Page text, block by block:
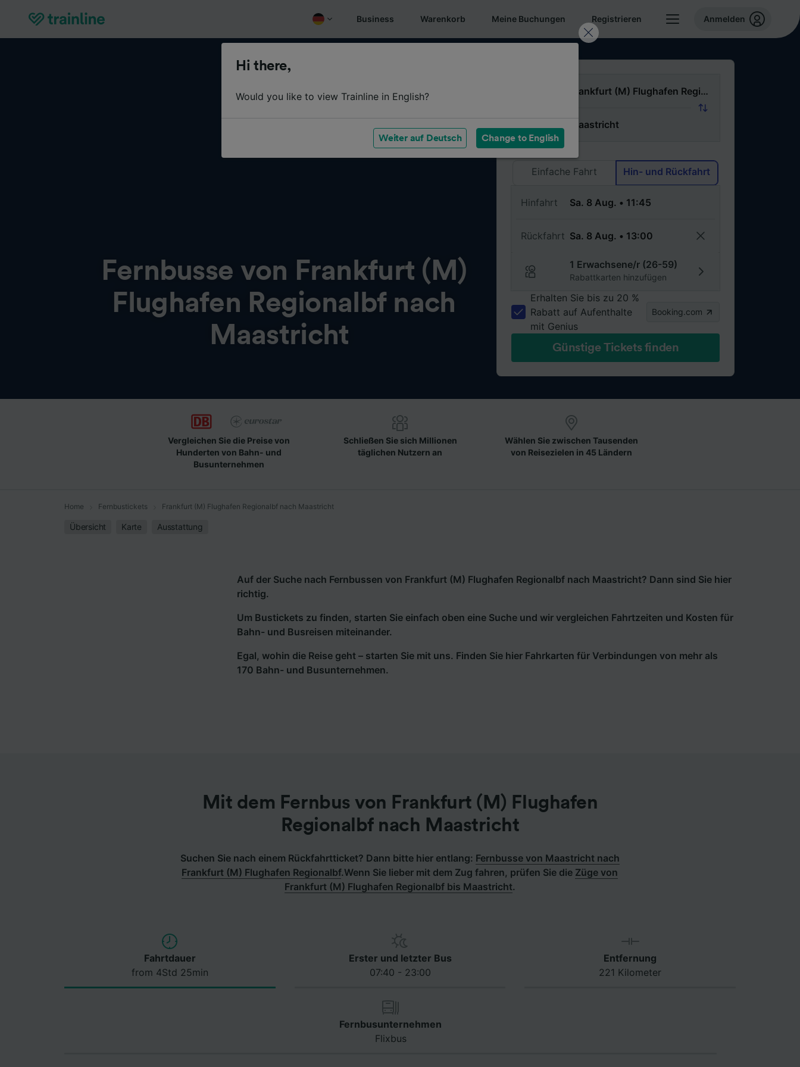
Business Warenkorb Meine Buchungen Registrieren Anmelden
Fernbusse von Frankfurt (M)
Flughafen Regionalbf nach
Maastricht
Via
Einfache Fahrt
Hin- und Rückfahrt
Hinfahrt
Rückfahrt
1 Erwachsene/r (26-59)
Rabattkarten hinzufügen
Erhalten Sie bis zu 20 %
Rabatt auf Aufenthalte
mit Genius
Booking.com
Günstige Tickets finden
Vergleichen Sie die Preise von
Hunderten von Bahn- und
Busunternehmen
Schließen Sie sich Millionen
täglichen Nutzern an
Wählen Sie zwischen Tausenden
von Reisezielen in 45 Ländern
Home Fernbustickets Frankfurt (M) Flughafen Regionalbf nach Maastricht
Übersicht Karte Ausstattung
Auf der Suche nach Fernbussen von Frankfurt (M) Flughafen Regionalbf nach Maastricht? Dann sind Sie hier
richtig.
Um Bustickets zu finden, starten Sie einfach oben eine Suche und wir vergleichen Fahrtzeiten und Kosten für
Bahn- und Busreisen miteinander.
Egal, wohin die Reise geht – starten Sie mit uns. Finden Sie hier Fahrkarten für Verbindungen von mehr als
170 Bahn- und Busunternehmen.
Mit dem Fernbus von Frankfurt (M) Flughafen
Regionalbf nach Maastricht
Suchen Sie nach einem Rückfahrtticket? Dann bitte hier entlang: Fernbusse von Maastricht nach
Frankfurt (M) Flughafen Regionalbf.Wenn Sie lieber mit dem Zug fahren, prüfen Sie die Züge von
Frankfurt (M) Flughafen Regionalbf bis Maastricht.
Fahrtdauer
from 4Std 25min
Erster und letzter Bus
07:40 - 23:00
Entfernung
221 Kilometer
Fernbusunternehmen
Flixbus
Hi there,
Would you like to view Trainline in English?
Weiter auf Deutsch Change to English